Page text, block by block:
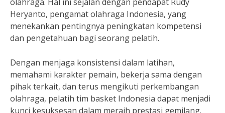
Heryanto, pengamat olahraga Indonesia, yang
menekankan pentingnya peningkatan kompetensi
dan pengetahuan bagi seorang pelatih.
Dengan menjaga konsistensi dalam latihan,
memahami karakter pemain, bekerja sama dengan
pihak terkait, dan terus mengikuti perkembangan
olahraga, pelatih tim basket Indonesia dapat menjadi
kunci kesuksesan dalam meraih prestasi gemilang.